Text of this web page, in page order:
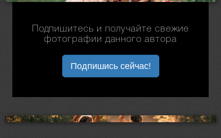
Подпишитесь и получайте свежие
фотографии данного автора
Подпишись сейчас!